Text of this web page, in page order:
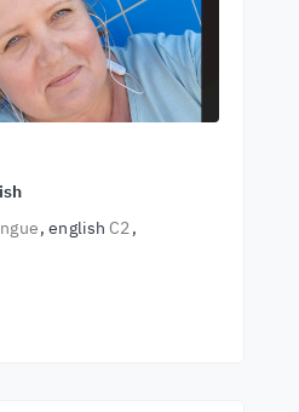
english C2